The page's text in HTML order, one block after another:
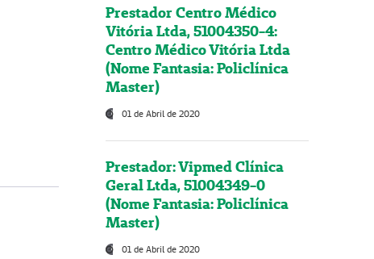
Prestador Centro Médico
Vitória Ltda, 51004350-4:
Centro Médico Vitória Ltda
(Nome Fantasia: Policlínica
Master)
01 de Abril de 2020
Prestador: Vipmed Clínica
Geral Ltda, 51004349-0
(Nome Fantasia: Policlínica
Master)
01 de Abril de 2020